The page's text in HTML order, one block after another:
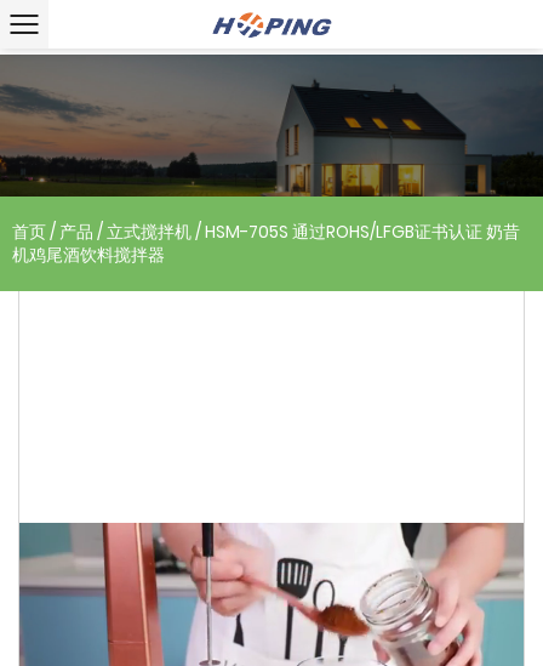
首页/ 产品 / 立式搅拌机/HSM-705S 通过ROHS/LFGB证书认证 奶昔
机鸡尾酒饮料搅拌器